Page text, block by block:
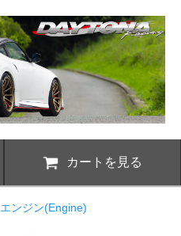
カートを見る
エンジン(Engine)